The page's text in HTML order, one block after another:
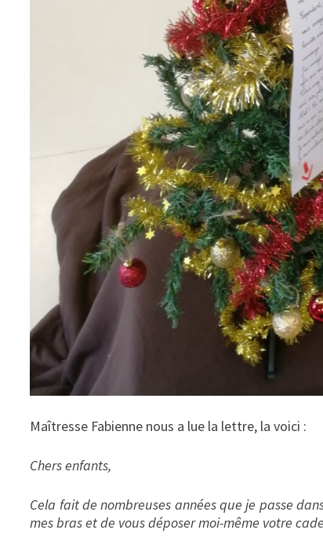
Maîtresse Fabienne nous a lue la lettre, la voici :
Chers enfants,
Cela fait de nombreuses années que je passe
mes bras et de vous déposer moi-même votre